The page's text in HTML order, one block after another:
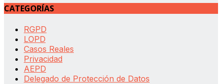
CATEGORÍAS
RGPD
LOPD
Casos Reales
Privacidad
AEPD
Delegado de Protección de Datos